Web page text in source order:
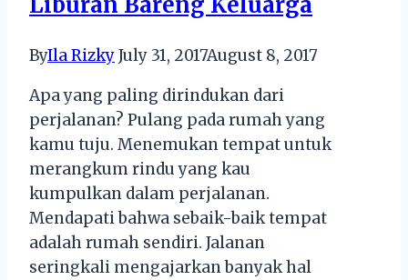
Hemat
Bulan
Ramadan
di
Tokopedia
ByIla RizkyJuly 31, 2017August 8, 2017
Apa yang paling dirindukan dari
perjalanan? Pulang pada rumah yang
kamu tuju. Menemukan tempat untuk
merangkum rindu yang kau
kumpulkan dalam perjalanan.
Mendapati bahwa sebaik-baik tempat
adalah rumah sendiri. Jalanan
seringkali mengajarkan banyak hal